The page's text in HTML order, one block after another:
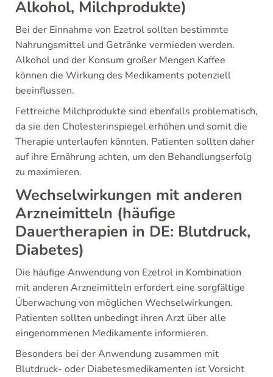
Alkohol, Milchprodukte)
Bei der Einnahme von Ezetrol sollten bestimmte
Nahrungsmittel und Getränke vermieden werden.
Alkohol und der Konsum großer Mengen Kaffee
können die Wirkung des Medikaments potenziell
beeinflussen.
Fettreiche Milchprodukte sind ebenfalls problematisch,
da sie den Cholesterinspiegel erhöhen und somit die
Therapie unterlaufen könnten. Patienten sollten daher
auf ihre Ernährung achten, um den Behandlungserfolg
zu maximieren.
Wechselwirkungen mit anderen
Arzneimitteln (häufige
Dauertherapien in DE: Blutdruck,
Diabetes)
Die häufige Anwendung von Ezetrol in Kombination
mit anderen Arzneimitteln erfordert eine sorgfältige
Überwachung von möglichen Wechselwirkungen.
Patienten sollten unbedingt ihren Arzt über alle
eingenommenen Medikamente informieren.
Besonders bei der Anwendung zusammen mit
Blutdruck- oder Diabetesmedikamenten ist Vorsicht